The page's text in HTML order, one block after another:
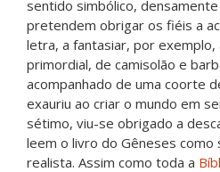
sentido simbólico,
pretendem obrigar os fiéis a
letra, a fantasiar, por exemplo,
primordial, de camisolão e
acompanhado de uma coorte
exauriu ao criar o mundo em
sétimo, viu-se obrigado a
leem o livro do Gêneses como
realista. Assim como toda a